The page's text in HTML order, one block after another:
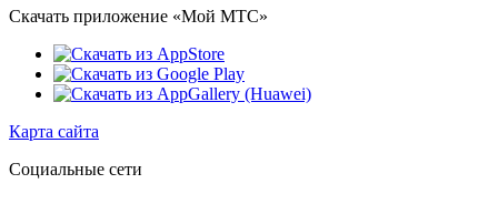
Скачать приложение «Мой МТС»
Карта сайта
Социальные сети